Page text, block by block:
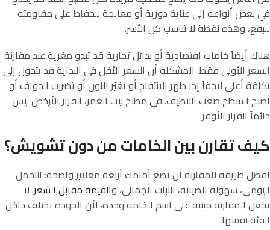
في بعض أنواعه إلى عناية دورية أو معالجة للحفاظ على مقاومته
للبقع، وهذه نقطة لا تناسب كل الأسر.
هناك أيضاً خامات اقتصادية أو بدائل تجارية قد تبدو مغرية عند مقارنة
السعر الأولي فقط. المشكلة أن السعر الأقل في البداية قد يتحول إلى
تكلفة أعلى لاحقاً إذا ظهر الانتفاخ أو تغيّر اللون أو تضررت الحواف أو
أصبح السطح صعب التنظيف. في مطبخ بيت العمر، القرار الأرخص ليس
دائماً القرار الأوفر.
كيف تقارن بين الخامات من دون تشويش؟
أفضل طريقة للمقارنة أن تضع أمامك أربعة معايير واضحة: التحمل
اليومي، سهولة الصيانة، الثبات الجمالي، والقيمة مقابل السعر. لا
تجعل المقارنة مبنية على اسم الخامة وحده، لأن الجودة تختلف داخل
الفئة نفسها.